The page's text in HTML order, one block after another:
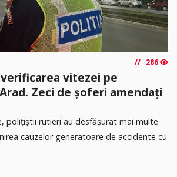
286
vitezei pe
Zeci de șoferi amendați
polițiștii rutieri au desfășurat mai multe
cauzelor generatoare de accidente cu